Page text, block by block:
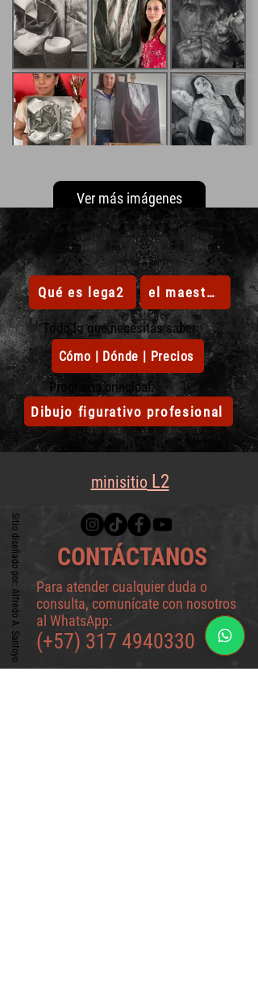
Ver más imágenes
Qué es lega2 el maestro
Todo lo que necesitas saber:
Cómo | Dónde | Precios
Programa principal:
Dibujo figurativo profesional
minisitio L2
Sitio diseñado por: Alfredo A. Santoyo CONTÁCTANOS
Para atender cualquier duda o
consulta, comunícate con nosotros
al WhatsApp:
(+57) 317 4940330